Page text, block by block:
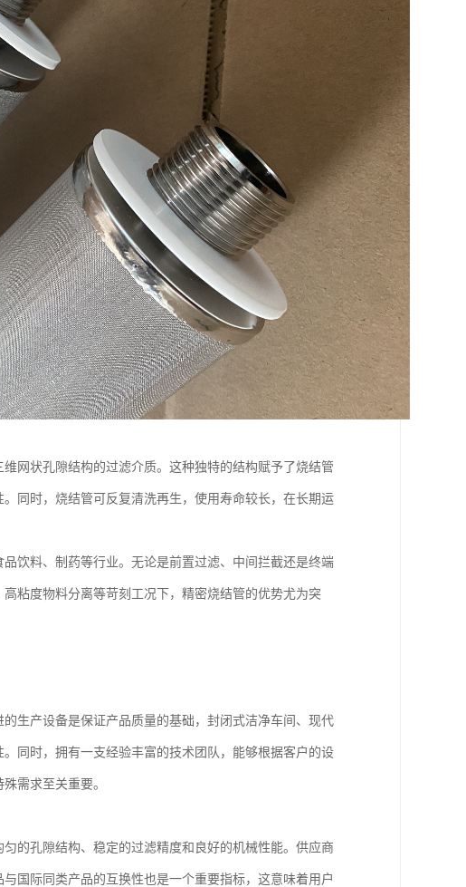
网状孔隙结构的过滤介质。这种独特的结构赋予了烧结管
同时，烧结管可反复清洗再生，使用寿命较长，在长期运
饮料、制药等行业。无论是前置过滤、中间拦截还是终端
粘度物料分离等苛刻工况下，精密烧结管的优势尤为突
生产设备是保证产品质量的基础，封闭式洁净车间、现代
同时，拥有一支经验丰富的技术团队，能够根据客户的设
需求至关重要。
的孔隙结构、稳定的过滤精度和良好的机械性能。供应商
国际同类产品的互换性也是一个重要指标，这意味着用户